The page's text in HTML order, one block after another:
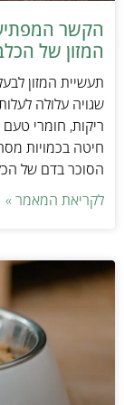
הקשר
המזון של
תעשיית המזון
שגויה עלולה
ריקות, חומרי טעם
חיטה בכמויות
הסוכר בדם של
לקריאת המאמר »